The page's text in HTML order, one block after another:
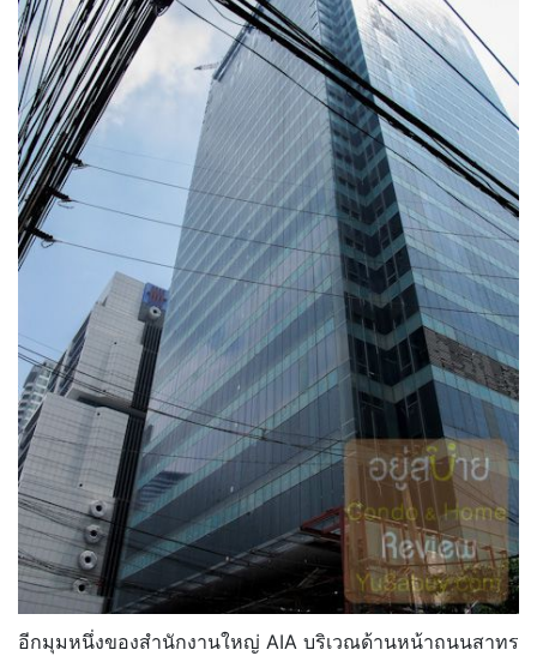
อีกมุมหนึ่งของสำนักงานใหญ่ AIA บริเวณด้านหน้าถนนสาทร